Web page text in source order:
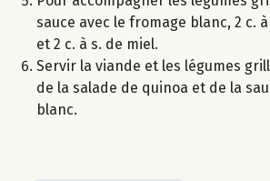
sauce avec le fromage blanc, 2 c.
et 2 c. à s. de miel.
Servir la viande et les légumes
de la salade de quinoa et de la
blanc.